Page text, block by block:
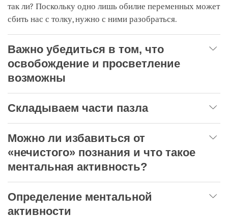
так ли? Поскольку одно лишь обилие переменных может
сбить нас с толку, нужно с ними разобраться.
Важно убедиться в том, что
освобождение и просветление
возможны
Складываем части пазла
Можно ли избавиться от
«нечистого» познания и что такое
ментальная активность?
Определение ментальной
активности